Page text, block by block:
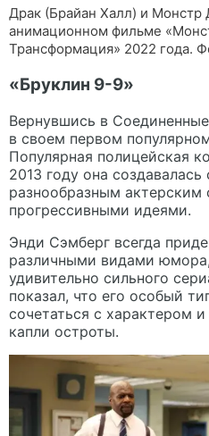
Драк (Брайан Халл) и
анимационном фильме
Трансформация» 2022 года.
«Бруклин 9-9»
Вернувшись в
в своем первом
Популярная полицейская
2013 году она
разнообразным актерским
прогрессивными идеями.
Энди Сэмберг всегда
различными видами
удивительно сильного
показал, что его особый
сочетаться с характером
капли остроты.